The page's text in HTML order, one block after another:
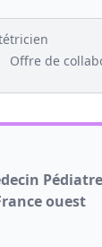
Offre de
ouest